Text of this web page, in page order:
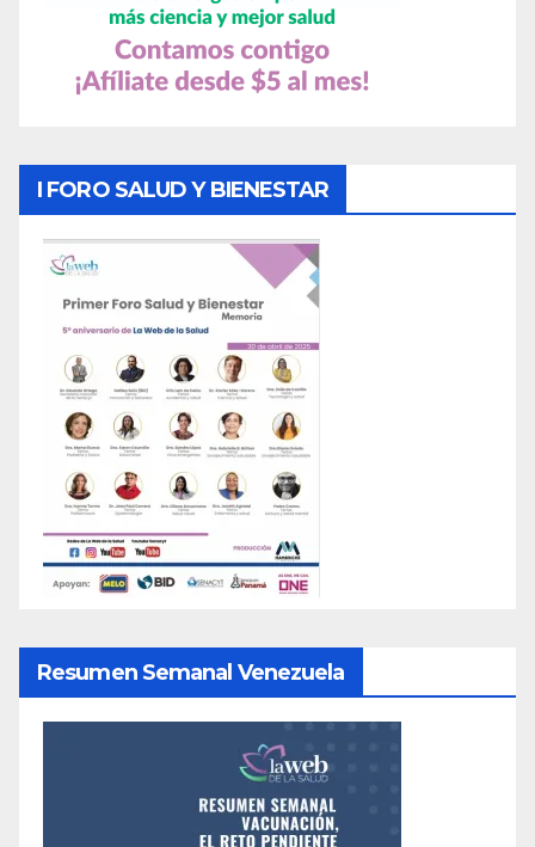
I FORO SALUD Y BIENESTAR
Resumen Semanal Venezuela